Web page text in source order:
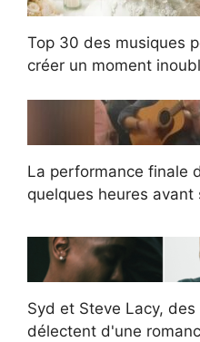
Top 30 des musiques
créer un moment
La performance finale
quelques heures avant
Syd et Steve Lacy,
délectent d'une